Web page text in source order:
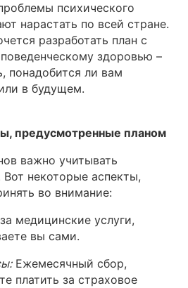
психического
нарастать по всей стране.
разработать план с
здоровью –
понадобится ли вам
в будущем.
предусмотренные планом
важно учитывать
Вот некоторые аспекты,
во внимание:
медицинские услуги,
вы сами.
Ежемесячный сбор,
платить за страховое